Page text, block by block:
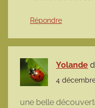
Répondre
Yolande
4
une belle